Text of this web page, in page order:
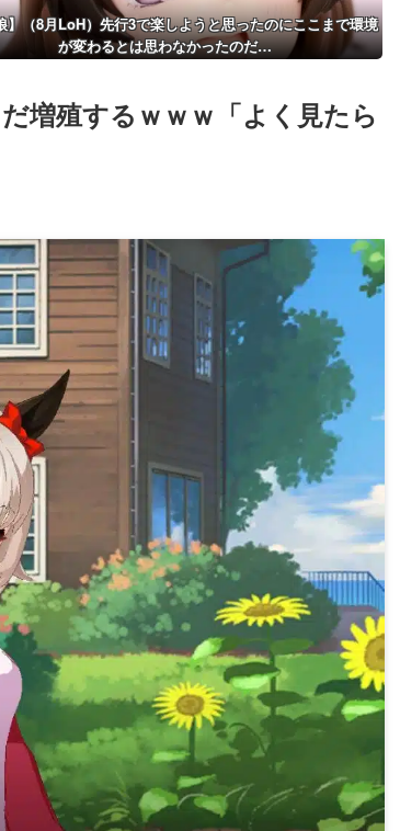
】（8月LoH）先行3で楽しようと思ったのにここまで環境
が変わるとは思わなかったのだ…
増殖するｗｗｗ「よく見たら